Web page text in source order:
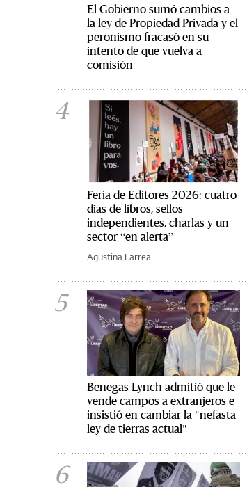
El Gobierno sumó cambios a
la ley de Propiedad Privada y el
peronismo fracasó en su
intento de que vuelva a
comisión
4
Feria de Editores 2026: cuatro
días de libros, sellos
independientes, charlas y un
sector “en alerta”
Agustina Larrea
5
Benegas Lynch admitió que le
vende campos a extranjeros e
insistió en cambiar la "nefasta
ley de tierras actual"
6